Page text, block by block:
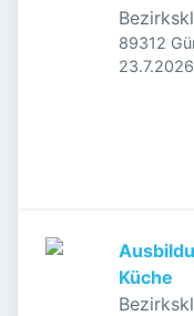
89312
23.7.2026
Küche